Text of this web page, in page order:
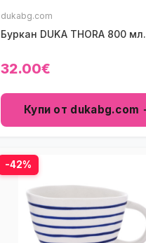
dukabg.com
Буркан DUKA THORA 800
32.00€
Купи от dukabg.com
-42%